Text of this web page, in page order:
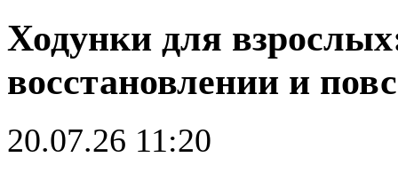
Ходунки для
восстановлении и
20.07.26 11:20